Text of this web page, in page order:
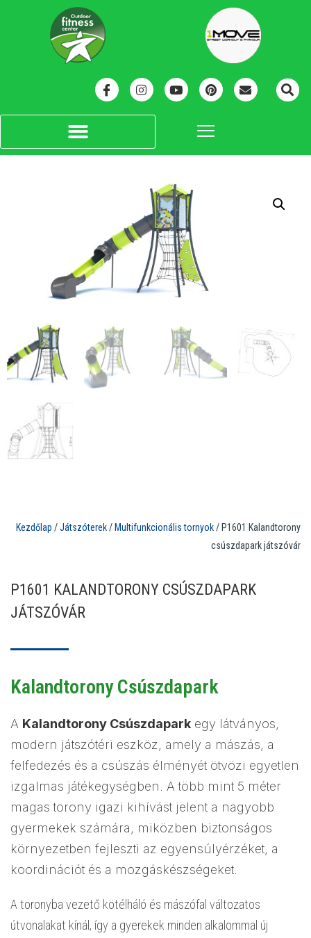
Kezdőlap /Játszóterek/ Multifunkcionális tornyok/ P1601 Kalandtorony
csúszdapark játszóvár
P1601 KALANDTORONY CSÚSZDAPARK
JÁTSZÓVÁR
Kalandtorony Csúszdapark
A Kalandtorony Csúszdapark egy látványos,
modern játszótéri eszköz, amely a mászás, a
felfedezés és a csúszás élményét ötvözi egyetlen
izgalmas játékegységben. A több mint 5 méter
magas torony igazi kihívást jelent a nagyobb
gyermekek számára, miközben biztonságos
környezetben fejleszti az egyensúlyérzéket, a
koordinációt és a mozgáskészségeket.
A toronyba vezető kötélháló és mászófal változatos
útvonalakat kínál, így a gyerekek minden alkalommal új